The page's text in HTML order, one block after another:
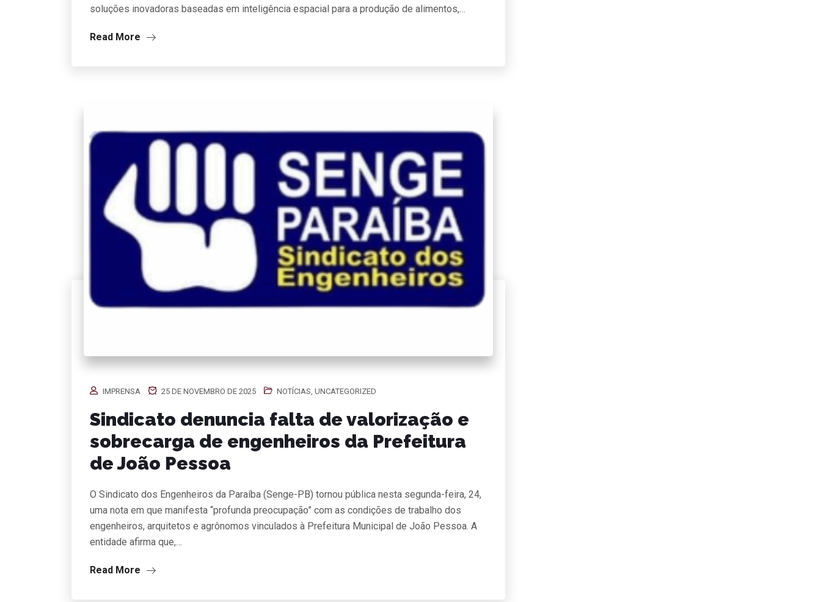
soluções inovadoras baseadas em inteligência espacial para a produção de alimentos,…
Read More
IMPRENSA 25 DE NOVEMBRO DE 2025 NOTÍCIAS, UNCATEGORIZED
Sindicato denuncia falta de valorização e
sobrecarga de engenheiros da Prefeitura
de João Pessoa
O Sindicato dos Engenheiros da Paraíba (Senge-PB) tornou pública nesta segunda-feira, 24,
uma nota em que manifesta “profunda preocupação” com as condições de trabalho dos
engenheiros, arquitetos e agrônomos vinculados à Prefeitura Municipal de João Pessoa. A
entidade afirma que,…
Read More